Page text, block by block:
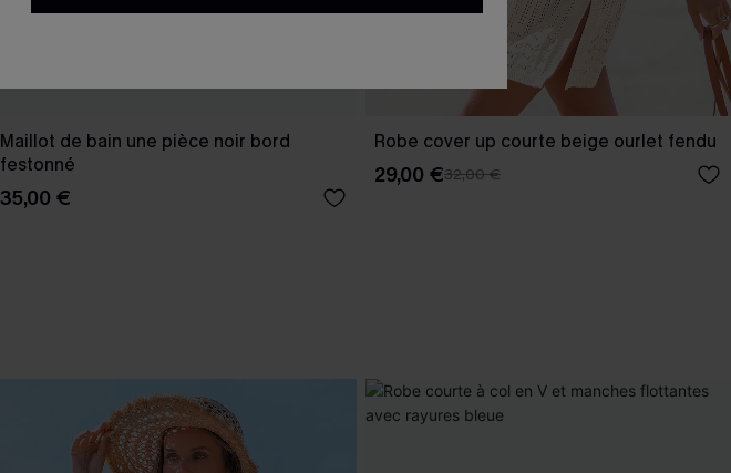
Maillot de bain une pièce noir bord
festonné
35,00 €
Robe cover up courte beige ourlet fendu
29,00 €32,00 €